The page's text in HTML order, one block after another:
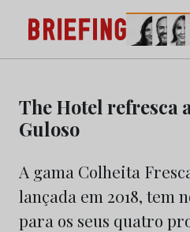
content
Briefing: Todas as notícias
Marketing e da Publicidade
The Hotel refresca
Guloso
A gama Colheita
lançada em 2018, tem
para os seus quatro